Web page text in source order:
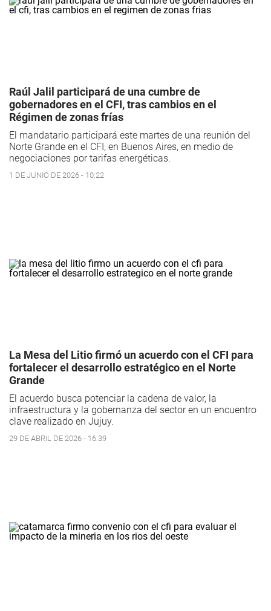
Raúl Jalil participará de una cumbre de
gobernadores en el CFI, tras cambios en el
Régimen de zonas frías
El mandatario participará este martes de una reunión del
Norte Grande en el CFI, en Buenos Aires, en medio de
negociaciones por tarifas energéticas.
1 DE JUNIO DE 2026 - 10:22
La Mesa del Litio firmó un acuerdo con el CFI para
fortalecer el desarrollo estratégico en el Norte
Grande
El acuerdo busca potenciar la cadena de valor, la
infraestructura y la gobernanza del sector en un encuentro
clave realizado en Jujuy.
29 DE ABRIL DE 2026 - 16:39